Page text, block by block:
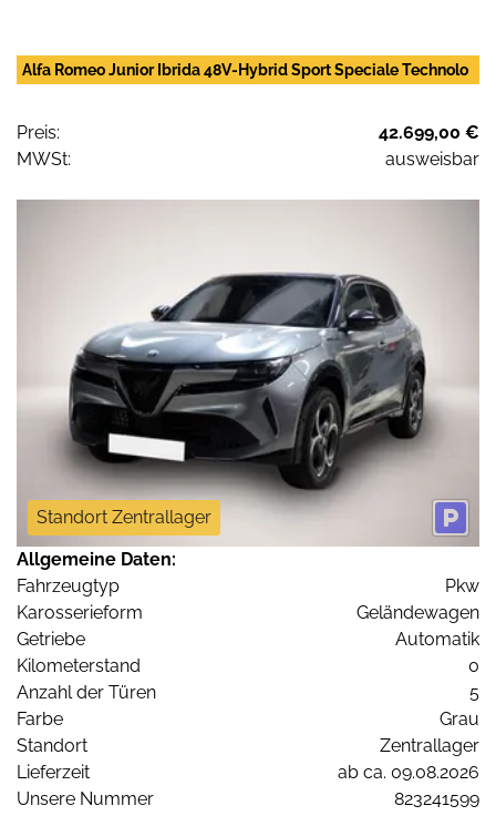
Alfa Romeo Junior Ibrida 48V-Hybrid Sport Speciale Technolo
Preis:
42.699,00 €
MWSt:
ausweisbar
Standort Zentrallager
Allgemeine Daten:
Fahrzeugtyp
Pkw
Karosserieform
Geländewagen
Getriebe
Automatik
Kilometerstand
0
Anzahl der Türen
5
Farbe
Grau
Standort
Zentrallager
Lieferzeit
ab ca. 09.08.2026
Unsere Nummer
823241599